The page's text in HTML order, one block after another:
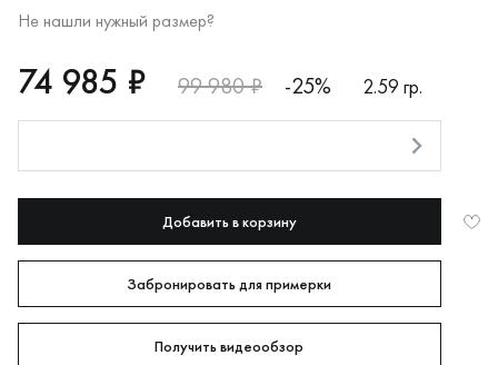
Не нашли нужный размер?
RUB
74985
74 985 ₽ 99 980 ₽ -25%
2.59 гр.
Добавить в корзину
Забронировать для примерки
Получить видеообзор